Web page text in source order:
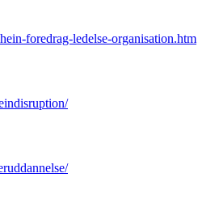
foredrag-ledelse-organisation.htm